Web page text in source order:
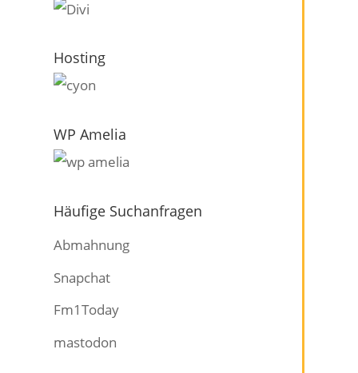
Hosting
WP Amelia
Häufige Suchanfragen
Abmahnung
Snapchat
Fm1Today
mastodon